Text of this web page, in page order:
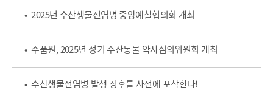
• 2025년 수산생물전염병 중앙예찰협의회 개최
• 수품원, 2025년 정기 수산동물 약사심의위원회 개최
• 수산생물전염병 발생 징후를 사전에 포착한다!